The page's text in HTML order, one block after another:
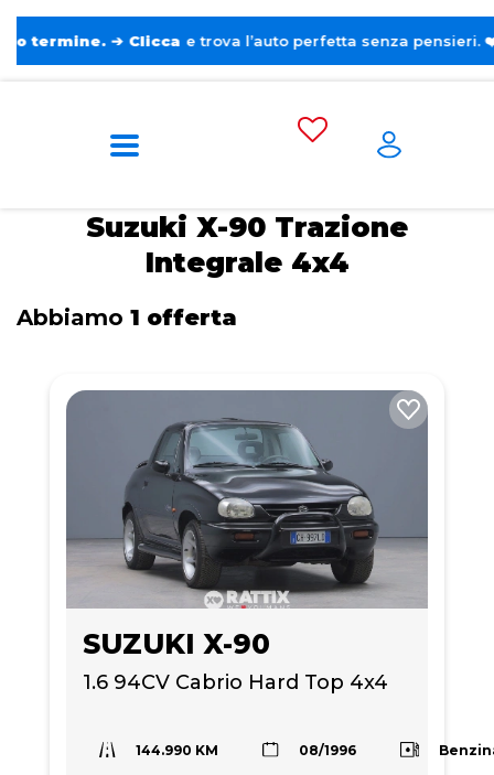
➔ Clicca e trova l’auto perfetta senza pensieri. ❤️
Suzuki X-90 Trazione
Integrale 4x4
Abbiamo 1 offerta
SUZUKI X-90
1.6 94CV Cabrio Hard Top 4x4
144.990 KM 08/1996